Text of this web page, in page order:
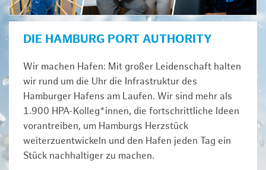
DIE HAMBURG PORT AUTHORITY
Wir machen Hafen: Mit großer Leidenschaft halten
wir rund um die Uhr die Infrastruktur des
Hamburger Hafens am Laufen. Wir sind mehr als
1.900 HPA-Kolleg*innen, die fortschrittliche Ideen
vorantreiben, um Hamburgs Herzstück
weiterzuentwickeln und den Hafen jeden Tag ein
Stück nachhaltiger zu machen.